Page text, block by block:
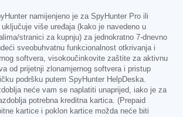
namijenjeno je za SpyHunter Pro ili
više uređaja (kako je navedeno u
stranici za kupnju) za jednokratno 7-dnevno
sveobuhvatnu funkcionalnost otkrivanja i
softvera, visokoučinkovite zaštite za aktivnu
od prijetnji zlonamjernog softvera i pristup
podršku putem SpyHunter HelpDeska.
neće vam se naplatiti unaprijed, iako je za
potrebna kreditna kartica. (Prepaid
kartice i poklon kartice možda neće biti